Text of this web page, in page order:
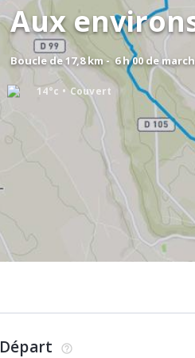
Aux
Boucle de 17,8 km - 6 h 00 de
14°c Couvert
Départ